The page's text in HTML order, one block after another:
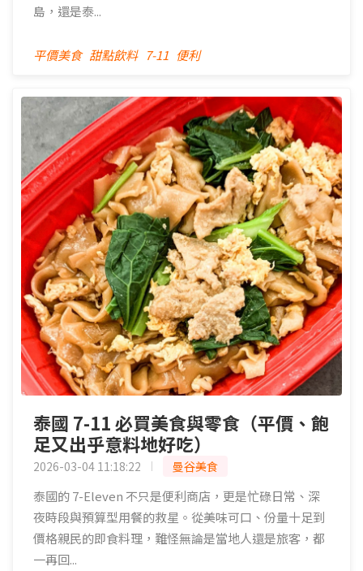
島，還是泰...
平價美食 甜點飲料 7-11 便利
泰國 7-11 必買美食與零食（平價、飽
足又出乎意料地好吃）
2026-03-04 11:18:22 曼谷美食
泰國的 7-Eleven 不只是便利商店，更是忙碌日常、深
夜時段與預算型用餐的救星。從美味可口、份量十足到
價格親民的即食料理，難怪無論是當地人還是旅客，都
一再回...